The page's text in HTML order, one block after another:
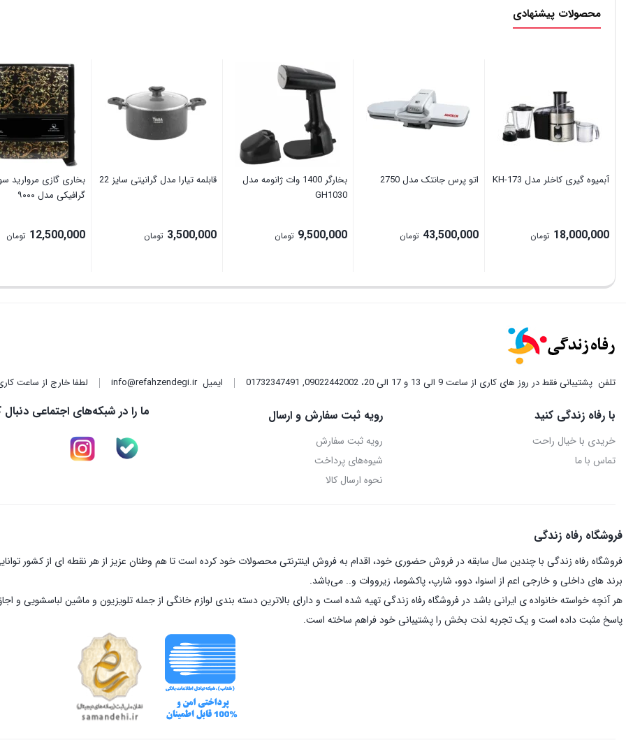
محصولات پیشنهادی
آبمیوه گیری کاخلر مدل KH-173
18,000,000 تومان
اتو پرس جانتک مدل 2750
43,500,000 تومان
بخارگر 1400 وات ژانومه مدل
GH1030
9,500,000 تومان
قابلمه تیارا مدل گرانیتی سایز 22
3,500,000 تومان
بخاری گازی مروارید
گرافیکی مدل ۹۰۰۰
12,500,000 تومان
تلفن پشتیبانی فقط در روز های کاری از ساعت 9 الی 13 و 17 الی 20، 09022442002 ,
01732347491 ایمیلinfo@refahzendegi.ir لطفا خارج از ساعت
با رفاه زندگی کنید
خریدی با خیال راحت
تماس با ما
رویه ثبت سفارش و ارسال
رویه ثبت سفارش
شیوه‌های پرداخت
نحوه ارسال کالا
ما را در شبکه‌های اجتماعی دنبال
فروشگاه رفاه زندگی
فروشگاه رفاه زندگی با چندین سال سابقه در فروش حضوری خود، اقدام به فروش اینترنتی محصولات خود کرده است تا هم وطنان عزیز از هر نقطه ای از کشور
برند های داخلی و خارجی اعم از اسنوا، دوو، شارپ، پاکشوما، زیرووات و.. می‌باشد.
هر آنچه خواسته خانواده ی ایرانی باشد در فروشگاه رفاه زندگی تهیه شده است و دارای بالاترین دسته بندی لوازم خانگی از جمله تلویزیون و ماشین لباسشویی و
پاسخ مثبت داده است و یک تجربه لذت بخش را پشتیبانی خود فراهم ساخته است.